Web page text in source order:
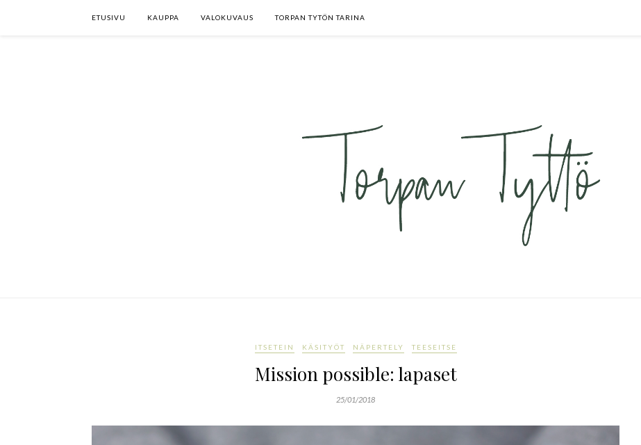
ETUSIVU KAUPPA VALOKUVAUS TORPAN TYTÖN TARINA
ITSETEIN KÄSITYÖT NÄPERTELY TEESEITSE
Mission possible: lapaset
25/01/2018